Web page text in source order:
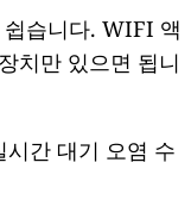
습니다. WIFI 액
치만 있으면 됩니
간 대기 오염 수